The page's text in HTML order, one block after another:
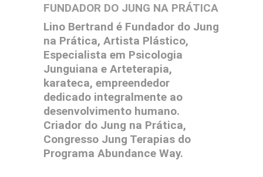
FUNDADOR DO JUNG NA PRÁTICA
Lino Bertrand é Fundador do Jung
na Prática, Artista Plástico,
Especialista em Psicologia
Junguiana e Arteterapia,
karateca, empreendedor
dedicado integralmente ao
desenvolvimento humano.
Criador do Jung na Prática,
Congresso Jung Terapias do
Programa Abundance Way.